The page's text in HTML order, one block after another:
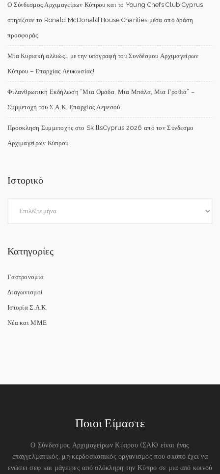
Ο Σύνδεσμος Αρχιμαγείρων Κύπρου και το Young Chefs Club Cyprus
στηρίζουν το Ronald McDonald House Charities μέσα από δράση
προσφοράς
Μια Κυριακή αλλιώς… με την υπογραφή του Συνδέσμου Αρχιμαγείρων
Κύπρου – Επαρχίας Λευκωσίας!
Φιλανθρωπική Εκδήλωση “Μια Ομάδα, Μια Μπάλα, Μια Γροθιά” –
Συμμετοχή του Σ.Α.Κ. Επαρχίας Λεμεσού
Πρόσκληση Συμμετοχής στο SkillsCyprus 2026 από τον Σύνδεσμο
Αρχιμαγείρων Κύπρου
Ιστορικό
Κατηγορίες
Γαστρονομία
Διαγωνισμοί
Ιστορία Σ.Α.Κ.
Νέα και ΜΜΕ
Ποιοι Είμαστε
Ο Σύνδεσμος Αρχιμαγείρων Κύπρου (ΣΑΚ) είναι ένας
επαγγελματικός, μη κερδοσκοπικός οργανισμός που σκοπό έχει να
ενώσει σεφ και μάγειρες από ολόκληρη την Κύπρο σε μια από κοινού